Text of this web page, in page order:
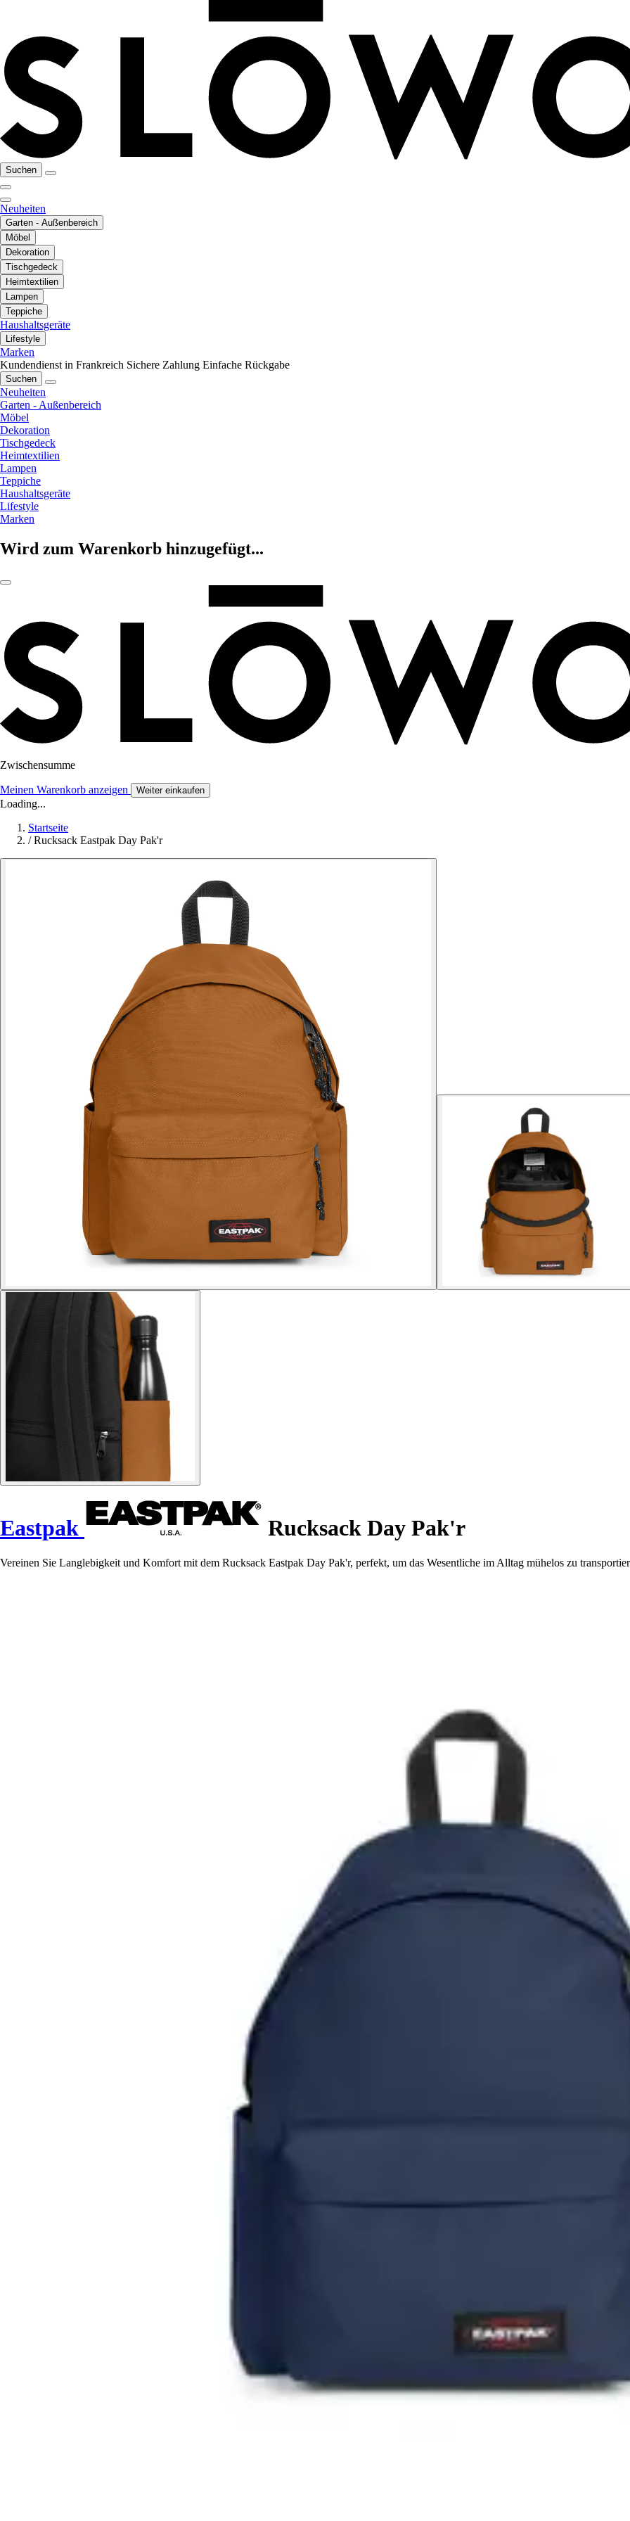
Suchen
Neuheiten
Garten - Außenbereich
Möbel
Dekoration
Tischgedeck
Heimtextilien
Lampen
Teppiche
Haushaltsgeräte
Lifestyle
Marken
Kundendienst in Frankreich Sichere Zahlung Einfache Rückgabe
Suchen
Neuheiten
Garten - Außenbereich
Möbel
Dekoration
Tischgedeck
Heimtextilien
Lampen
Teppiche
Haushaltsgeräte
Lifestyle
Marken
Wird zum Warenkorb hinzugefügt...
Zwischensumme
Meinen Warenkorb anzeigen Weiter einkaufen
Loading...
Startseite
/ Rucksack Eastpak Day Pak'r
Eastpak Rucksack Day Pak'r
Vereinen Sie Langlebigkeit und Komfort mit dem Rucksack Eastpak Day Pak'r, perfekt, um das Wesentliche im Alltag mühelos zu